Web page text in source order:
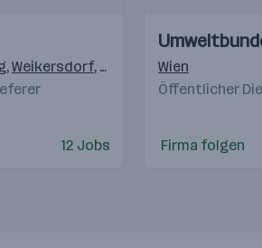
,Weikersdorf, Krottendorf (Weiz)
12 Jobs
Videos
Einblicke
Einblicke
Wien
Öffentlicher
Firma folgen